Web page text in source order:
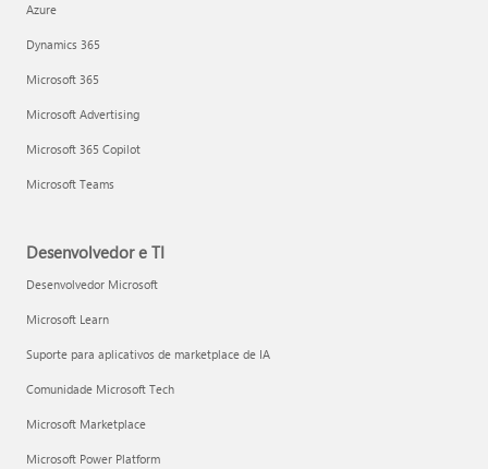
Azure
Dynamics 365
Microsoft 365
Microsoft Advertising
Microsoft 365 Copilot
Microsoft Teams
Desenvolvedor e TI
Desenvolvedor Microsoft
Microsoft Learn
Suporte para aplicativos de marketplace de IA
Comunidade Microsoft Tech
Microsoft Marketplace
Microsoft Power Platform